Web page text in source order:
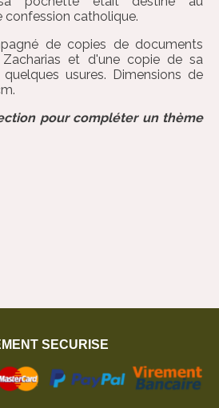
confession catholique.
de copies de documents
Zacharias et d'une copie de sa
usures. Dimensions de
pour compléter un thème
SECURISE